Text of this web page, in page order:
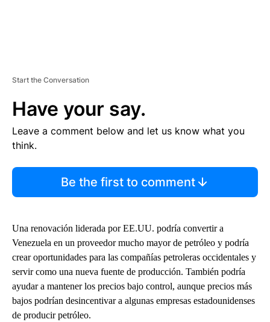
Start the Conversation
Have your say.
Leave a comment below and let us know what you
think.
Be the first to comment
Una renovación liderada por EE.UU. podría convertir a
Venezuela en un proveedor mucho mayor de petróleo y podría
crear oportunidades para las compañías petroleras occidentales y
servir como una nueva fuente de producción. También podría
ayudar a mantener los precios bajo control, aunque precios más
bajos podrían desincentivar a algunas empresas estadounidenses
de producir petróleo.